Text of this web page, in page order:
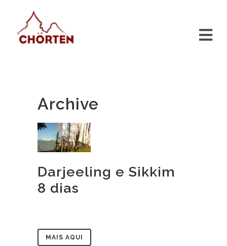
Archive
Darjeeling e Sikkim
8 dias
MAIS AQUI